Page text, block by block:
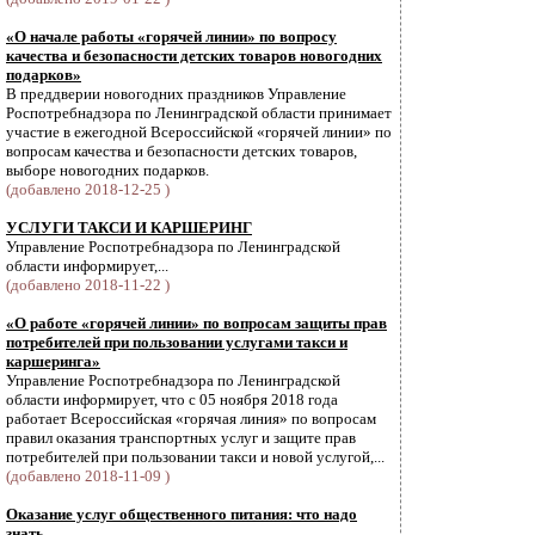
«О начале работы «горячей линии» по вопросу
качества и безопасности детских товаров новогодних
подарков»
В преддверии новогодних праздников Управление
Роспотребнадзора по Ленинградской области принимает
участие в ежегодной Всероссийской «горячей линии» по
вопросам качества и безопасности детских товаров,
выборе новогодних подарков.
(добавлено 2018-12-25 )
УСЛУГИ ТАКСИ И КАРШЕРИНГ
Управление Роспотребнадзора по Ленинградской
области информирует,...
(добавлено 2018-11-22 )
«О работе «горячей линии» по вопросам защиты прав
потребителей при пользовании услугами такси и
каршеринга»
Управление Роспотребнадзора по Ленинградской
области информирует, что с 05 ноября 2018 года
работает Всероссийская «горячая линия» по вопросам
правил оказания транспортных услуг и защите прав
потребителей при пользовании такси и новой услугой,...
(добавлено 2018-11-09 )
Оказание услуг общественного питания: что надо